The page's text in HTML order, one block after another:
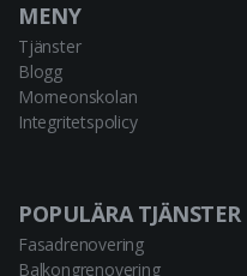
MENY
Tjänster
Blogg
Morneonskolan
Integritetspolicy
POPULÄRA TJÄNSTER
Fasadrenovering
Balkongrenovering